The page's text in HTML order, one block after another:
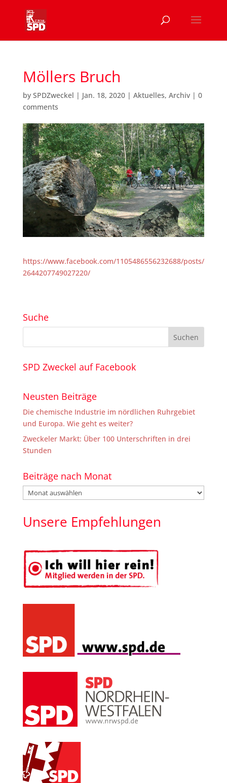
Möllers Bruch
by SPDZweckel | Jan. 18, 2020| Aktuelles, Archiv| 0
comments
https://www.facebook.com/1105486556232688/posts/
2644207749027220/
Suche
SPD Zweckel auf Facebook
Neusten Beiträge
Die chemische Industrie im nördlichen Ruhrgebiet
und Europa. Wie geht es weiter?
Zweckeler Markt: Über 100 Unterschriften in drei
Stunden
Beiträge nach Monat
Beiträge
nach
Unsere Empfehlungen